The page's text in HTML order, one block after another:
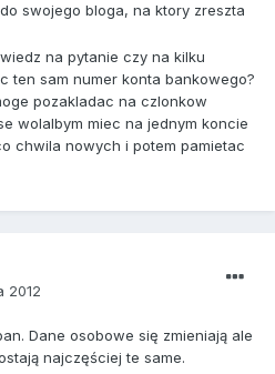
swojego bloga, na ktory zreszta
na pytanie czy na kilku
ten sam numer konta bankowego?
pozakladac na czlonkow
wolalbym miec na jednym koncie
chwila nowych i potem pamietac
2012
Dane osobowe się zmieniają ale
najczęściej te same.